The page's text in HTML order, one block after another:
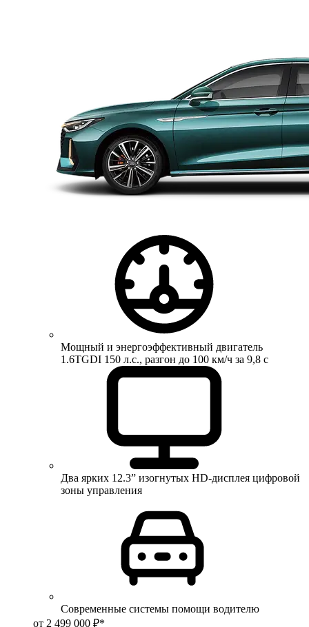
Мощный и энергоэффективный двигатель
1.6TGDI 150 л.с., разгон до 100 км/ч за 9,8 с
Два ярких 12.3” изогнутых HD-дисплея цифровой
зоны управления
Современные системы помощи водителю
от 2 499 000 ₽*